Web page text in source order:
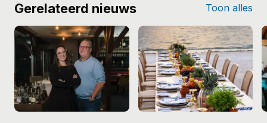
Gerelateerd nieuws Toon alles